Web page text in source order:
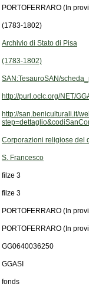
PORTOFERRARO (In
(1783-1802)
Archivio di Stato di Pisa
(1783-1802)
SAN:TesauroSAN/
http://purl.oclc.org/NET/
Corporazioni religiose del
S. Francesco
filze 3
filze 3
PORTOFERRARO (In
PORTOFERRARO (In
GG0640036250
GGASI
fonds